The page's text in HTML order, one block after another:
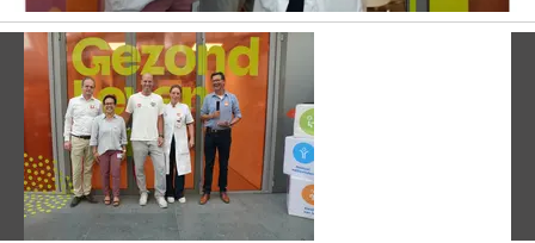
Vorige